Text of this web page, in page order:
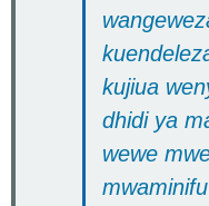
kujiua
dhidi ya
wewe